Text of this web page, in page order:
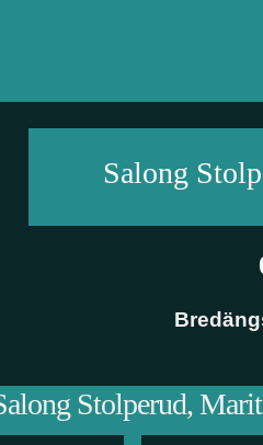
Salong
Stolperud,